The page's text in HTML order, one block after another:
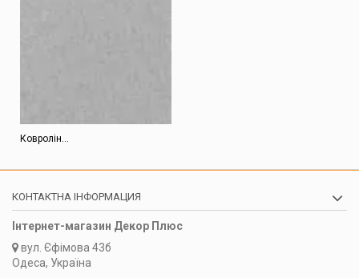
Ковролін...
КОНТАКТНА ІНФОРМАЦИЯ
Інтернет-магазин Декор Плюс
вул. Єфімова 43б
Одеса, Україна